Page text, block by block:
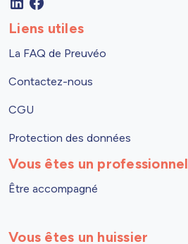
Liens utiles
La FAQ de Preuvéo
Contactez-nous
CGU
Protection des données
Vous êtes un professionnel
Être accompagné
Vous êtes un huissier